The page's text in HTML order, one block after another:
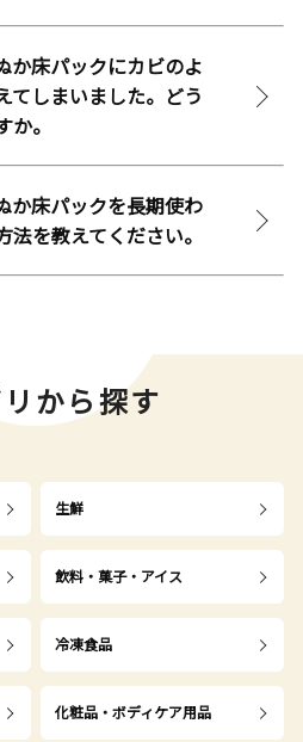
か床パックにカビのよ
てしまいました。どう
か。
か床パックを長期使わ
法を教えてください。
から探す
生鮮
飲料・菓子・アイス
冷凍食品
化粧品・ボディケア用品